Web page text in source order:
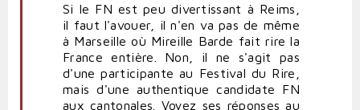
Si le FN est peu divertissant à Reims,
il faut l'avouer, il n'en va pas de même
à Marseille où Mireille Barde fait rire la
France entière. Non, il ne s'agit pas
d'une participante au Festival du Rire,
mais d'une authentique candidate FN
aux cantonales. Voyez ses réponses au